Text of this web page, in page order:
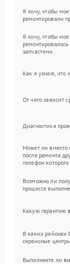
Я хочу, чтобы мое
ремонтировали
Я хочу, чтобы мое
запчастями.
Как я узнаю, что
От чего зависит
Диагностика
Может ли вместо
после ремонта
телефон
Возможно ли
процессе
Какую гарантию
В каких районах
сервисные
Выполняете ли